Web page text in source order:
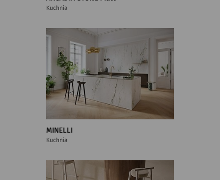
Kuchnia
MINELLI
Kuchnia